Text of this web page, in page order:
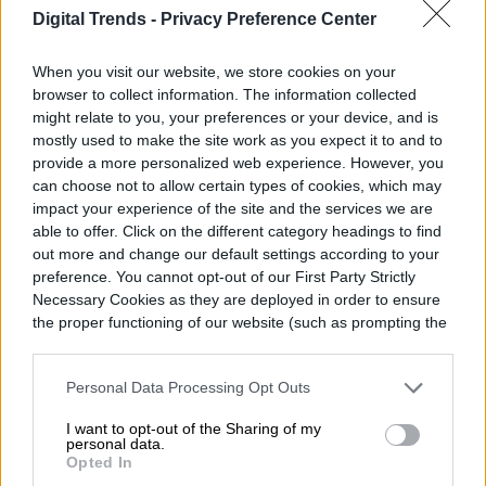
Digital Trends - Privacy Preference Center
When you visit our website, we store cookies on your
browser to collect information. The information collected
might relate to you, your preferences or your device, and is
mostly used to make the site work as you expect it to and to
provide a more personalized web experience. However, you
can choose not to allow certain types of cookies, which may
impact your experience of the site and the services we are
able to offer. Click on the different category headings to find
out more and change our default settings according to your
preference. You cannot opt-out of our First Party Strictly
Necessary Cookies as they are deployed in order to ensure
the proper functioning of our website (such as prompting the
Personal Data Processing Opt Outs
I want to opt-out of the Sharing of my
personal data.
Opted In
OnePlus anuncia su
primera beta de ColorOS
Cuando OnePlus anunció su salida de